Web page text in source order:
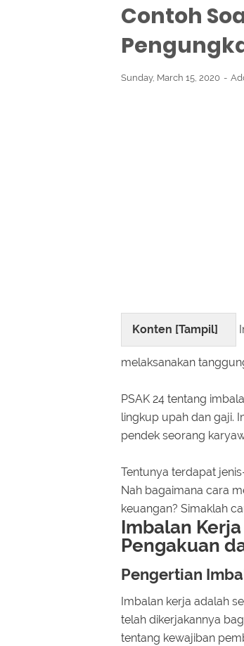
Contoh
Sunday, March 15, 2020
Konten [Tampil]
melaksanakan
PSAK 24 tentang
lingkup upah dan gaji.
pendek seorang
Tentunya terdapat
Nah bagaimana cara
keuangan? Simaklah
Imbalan
Pengakuan
Pengertian
Imbalan kerja adalah
telah dikerjakannya
tentang kewajiban